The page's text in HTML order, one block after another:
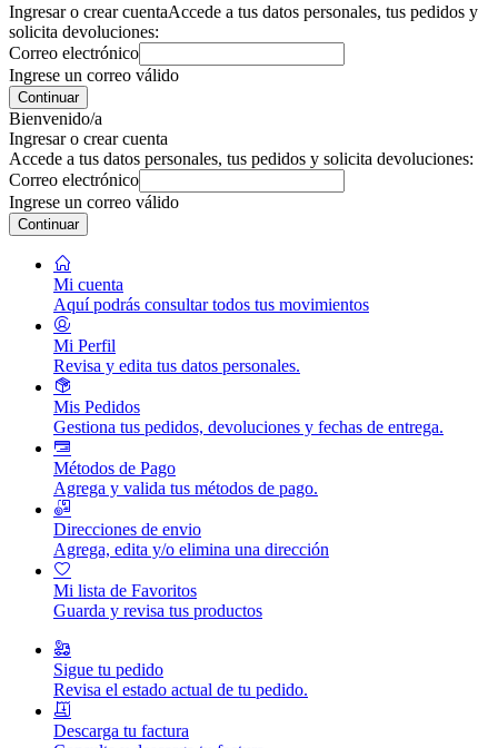
Ingresar o crear cuentaAccede a tus datos personales, tus pedidos y
solicita devoluciones:
Correo electrónico
Ingrese un correo válido
Continuar
Bienvenido/a
Ingresar o crear cuenta
Accede a tus datos personales, tus pedidos y solicita devoluciones:
Correo electrónico
Ingrese un correo válido
Continuar
Mi cuenta
Aquí podrás consultar todos tus movimientos
Mi Perfil
Revisa y edita tus datos personales.
Mis Pedidos
Gestiona tus pedidos, devoluciones y fechas de entrega.
Métodos de Pago
Agrega y valida tus métodos de pago.
Direcciones de envio
Agrega, edita y/o elimina una dirección
Mi lista de Favoritos
Guarda y revisa tus productos
Sigue tu pedido
Revisa el estado actual de tu pedido.
Descarga tu factura